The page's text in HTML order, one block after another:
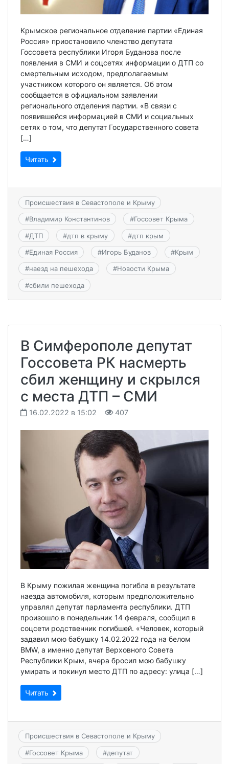
Крымское региональное отделение партии «Единая
Россия» приостановило членство депутата
Госсовета республики Игоря Буданова после
появления в СМИ и соцсетях информации о ДТП со
смертельным исходом, предполагаемым
участником которого он является. Об этом
сообщается в официальном заявлении
регионального отделения партии. «В связи с
появившейся информацией в СМИ и социальных
сетях о том, что депутат Государственного совета
[…]
Читать
Происшествия в Севастополе и Крыму
#Владимир Константинов #Госсовет Крыма
#ДТП #дтп в крыму #дтп крым
#Единая Россия #Игорь Буданов #Крым
#наезд на пешехода #Новости Крыма
#сбили пешехода
В Симферополе депутат
Госсовета РК насмерть
сбил женщину и скрылся
с места ДТП – СМИ
16.02.2022 в 15:02 407
В Крыму пожилая женщина погибла в результате
наезда автомобиля, которым предположительно
управлял депутат парламента республики. ДТП
произошло в понедельник 14 февраля, сообщил в
соцсети родственник погибшей. «Человек, который
задавил мою бабушку 14.02.2022 года на белом
BMW, а именно депутат Верховного Совета
Республики Крым, вчера бросил мою бабушку
умирать и покинул место ДТП по адресу: улица […]
Читать
Происшествия в Севастополе и Крыму
#Госсовет Крыма #депутат